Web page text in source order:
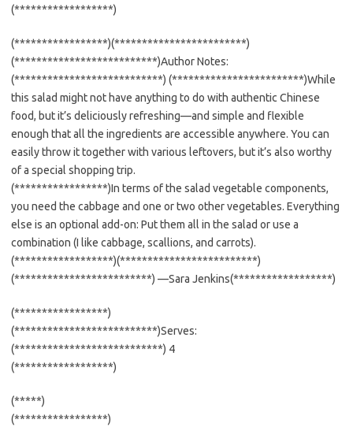
(******************)
(*****************)(************************)
(**************************)Author Notes:
(***************************) (************************)While
this salad might not have anything to do with authentic Chinese
food, but it’s deliciously refreshing—and simple and flexible
enough that all the ingredients are accessible anywhere. You can
easily throw it together with various leftovers, but it’s also worthy
of a special shopping trip.
(*****************)In terms of the salad vegetable components,
you need the cabbage and one or two other vegetables. Everything
else is an optional add-on: Put them all in the salad or use a
combination (I like cabbage, scallions, and carrots).
(******************)(*************************)
(*************************) —Sara Jenkins(******************)
(*****************)
(**************************)Serves:
(***************************) 4
(******************)
(*****)
(*****************)